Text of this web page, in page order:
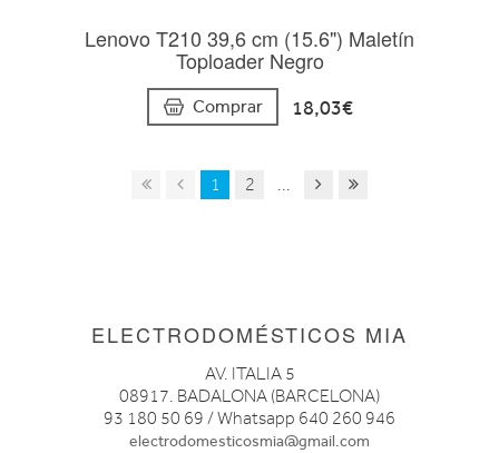
Lenovo T210 39,6 cm (15.6") Maletín
Toploader Negro
Comprar 18,03€
1 2 ...
ELECTRODOMÉSTICOS MIA
AV. ITALIA 5
08917. BADALONA (BARCELONA)
93 180 50 69 / Whatsapp 640 260 946
electrodomesticosmia@gmail.com